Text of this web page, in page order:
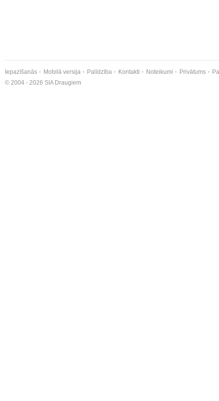
Iepazīšanās Mobilā versija Palīdzība Kontakti Noteikumi Privātums
© 2004 - 2026 SIA Draugiem